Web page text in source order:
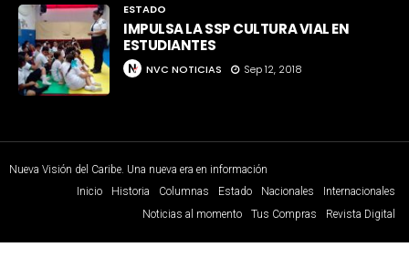
ESTADO
IMPULSA LA SSP CULTURA VIAL EN
ESTUDIANTES
NVC NOTICIAS Sep 12, 2018
Nueva Visión del Caribe. Una nueva era en información
Inicio
Historia Columnas Estado Nacionales
Internacionales
Noticias al momento
Tus Compras Revista Digital